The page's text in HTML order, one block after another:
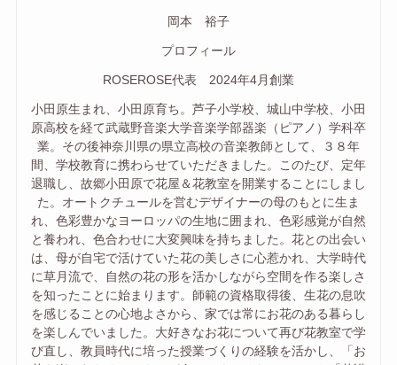
岡本 裕子
プロフィール
ROSEROSE代表 2024年4月創業
小田原生まれ、小田原育ち。芦子小学校、城山中学校、小田
原高校を経て武蔵野音楽大学音楽学部器楽（ピアノ）学科卒
業。その後神奈川県の県立高校の音楽教師として、３８年
間、学校教育に携わらせていただきました。このたび、定年
退職し、故郷小田原で花屋＆花教室を開業することにしまし
た。オートクチュールを営むデザイナーの母のもとに生ま
れ、色彩豊かなヨーロッパの生地に囲まれ、色彩感覚が自然
と養われ、色合わせに大変興味を持ちました。花との出会い
は、母が自宅で活けていた花の美しさに心惹かれ、大学時代
に草月流で、自然の花の形を活かしながら空間を作る楽しさ
を知ったことに始まります。師範の資格取得後、生花の息吹
を感じることの心地よさから、家では常にお花のある暮らし
を楽しんでいました。大好きなお花について再び花教室で学
び直し、教員時代に培った授業づくりの経験を活かし、「お